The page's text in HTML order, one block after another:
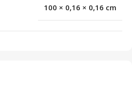
100 × 0,16 × 0,16 cm